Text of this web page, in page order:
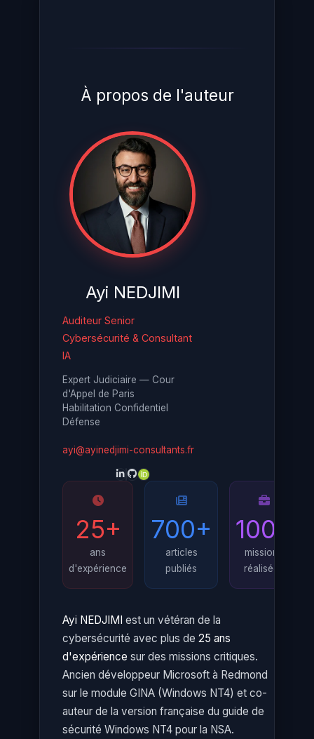
À propos de l'auteur
Ayi NEDJIMI
Auditeur Senior
Cybersécurité & Consultant
IA
Expert Judiciaire — Cour
d'Appel de Paris
Habilitation Confidentiel
Défense
ayi@ayinedjimi-consultants.fr
25+
ans
d'expérience
700+
articles
publiés
100+
missions
réalisées
Ayi NEDJIMI est un vétéran de la
cybersécurité avec plus de 25 ans
d'expérience sur des missions critiques.
Ancien développeur Microsoft à Redmond
sur le module GINA (Windows NT4) et co-
auteur de la version française du guide de
sécurité Windows NT4 pour la NSA.